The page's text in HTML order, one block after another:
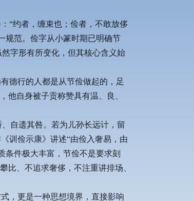
“约者，缠束也；俭者，不敢放侈
规范。俭字从小篆时期已明确节
字形有所变化，但其核心含义始
德行的人都是从节俭做起的，足
他自身被子贡称赞具有温、良、
自遗其咎。若为儿孙长远计，留
训俭示康》讲述“由俭入奢易，由
条件极大丰富，节俭不是要求刻
比、不追求奢侈，不注重讲排场、
，更是一种思想境界，直接影响